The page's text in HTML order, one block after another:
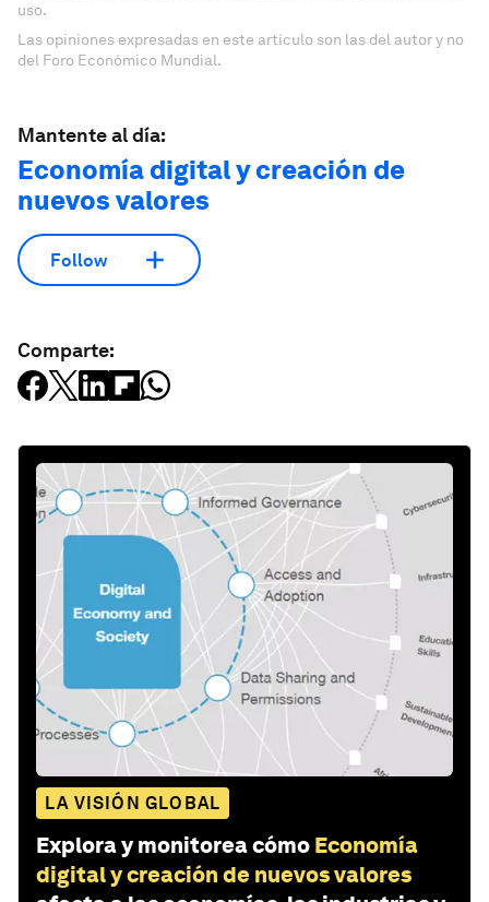
uso.
Las opiniones expresadas en este artículo son las del autor y no
del Foro Económico Mundial.
Mantente al día:
Economía digital y creación de
nuevos valores
Follow
Comparte:
LA VISIÓN GLOBAL
Explora y monitorea cómo Economía
digital y creación de nuevos valores